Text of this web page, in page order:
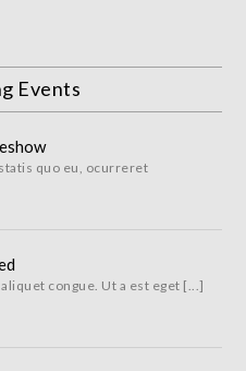
Events
quo eu, ocurreret
congue. Ut a est eget [...]